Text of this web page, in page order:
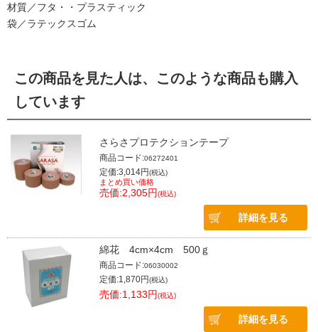
材質／フタ・・プラスティック
袋／ラテックスゴム
この商品を見た人は、このような商品も購入
しています
さらさプロテクションテープ
商品コード:06272401
定価:3,014円(税込)
まとめ買い価格
売価:2,305円(税込)
詳細を見る
綿花 4cm×4cm 500ｇ
商品コード:06030002
定価:1,870円(税込)
売価:1,133円(税込)
詳細を見る